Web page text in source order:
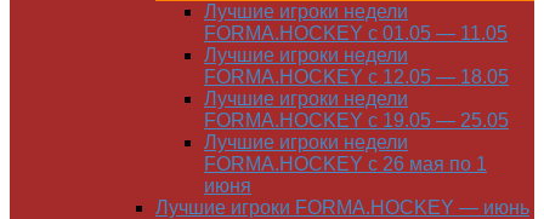
Лучшие игроки недели
FORMA.HOCKEY с 01.05 — 11.05
Лучшие игроки недели
FORMA.HOCKEY с 12.05 — 18.05
Лучшие игроки недели
FORMA.HOCKEY с 19.05 — 25.05
Лучшие игроки недели
FORMA.HOCKEY с 26 мая по 1
июня
Лучшие игроки FORMA.HOCKEY — июнь